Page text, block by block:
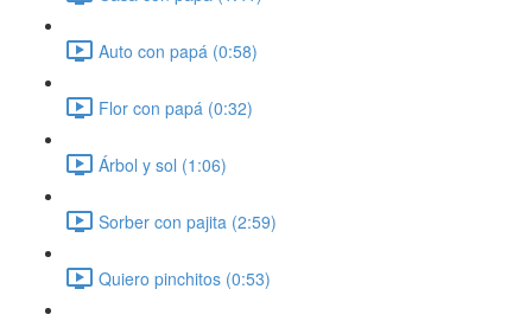
Auto con papá (0:58)
Flor con papá (0:32)
Árbol y sol (1:06)
Sorber con pajita (2:59)
Quiero pinchitos (0:53)